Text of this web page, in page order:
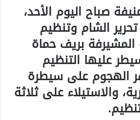
صباح اليوم الأحد،
الشام وتنظيم
بريف حماة
عليها التنظيم
الهجوم على سيطرة
والاستيلاء على ثلاثة